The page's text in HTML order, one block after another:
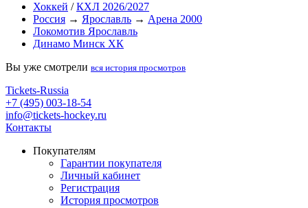
Хоккей /КХЛ 2026/2027
Россия → Ярославль → Арена 2000
Локомотив Ярославль
Динамо Минск ХК
Вы уже смотрели вся история просмотров
Tickets-Russia
+7 (495) 003-18-54
info@tickets-hockey.ru
Контакты
Покупателям
Гарантии покупателя
Личный кабинет
Регистрация
История просмотров